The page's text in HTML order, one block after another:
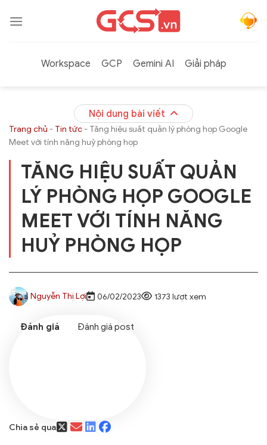
qua
Workspace
GCP Gemini AI Giải pháp
Nội dung bài viết
Trang chủ - Tin tức - Tăng hiệu suất quản lý phòng họp Google
Meet với tính năng huỷ phòng họp
TĂNG HIỆU SUẤT QUẢN
LÝ PHÒNG HỌP GOOGLE
MEET VỚI TÍNH NĂNG
HUỶ PHÒNG HỌP
Nguyễn Thị Lợi 06/02/2023 1373 lượt xem
Đánh giá post
Chia sẻ qua